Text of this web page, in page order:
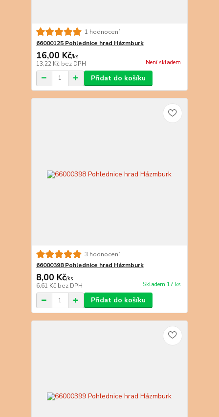
1 hodnocení
66000125 Pohlednice hrad Házmburk
16,00 Kč/ks
13,22 Kč bez DPH Není skladem
Přidat do košíku
3 hodnocení
66000398 Pohlednice hrad Házmburk
8,00 Kč/ks
6,61 Kč bez DPH Skladem 17 ks
Přidat do košíku